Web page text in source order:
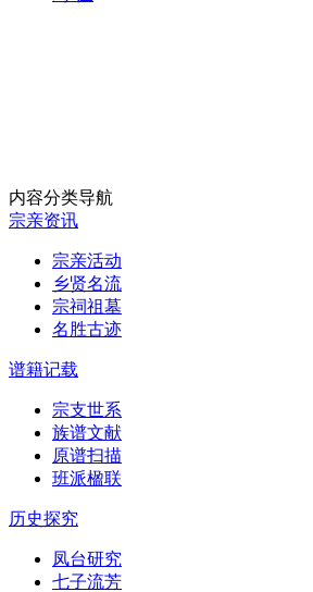
内容分类导航
宗亲资讯
宗亲活动
乡贤名流
宗祠祖墓
名胜古迹
谱籍记载
宗支世系
族谱文献
原谱扫描
班派楹联
历史探究
凤台研究
七子流芳